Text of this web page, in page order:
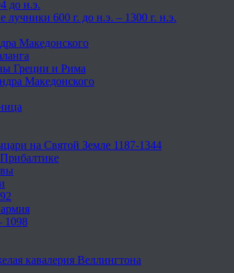
до н.э.
лучники 600 г. до н.э. – 1300 г. н.э.
Македонского
Греции и Рима
Македонского
на Святой Земле 1187-1344
1098
кавалерия Веллингтона